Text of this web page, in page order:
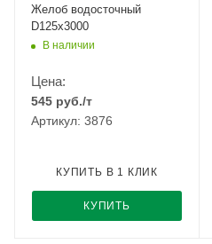
Желоб водосточный
D125х3000
В наличии
Цена:
545 руб./т
Артикул: 3876
КУПИТЬ
КУПИТЬ В 1 КЛИК